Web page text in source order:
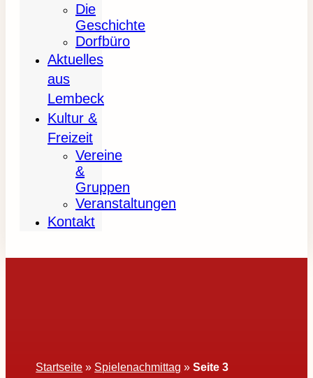
Die
Geschichte
Dorfbüro
Aktuelles
aus
Lembeck
Kultur &
Freizeit
Vereine
&
Gruppen
Veranstaltungen
Kontakt
Startseite » Spielenachmittag »Seite 3